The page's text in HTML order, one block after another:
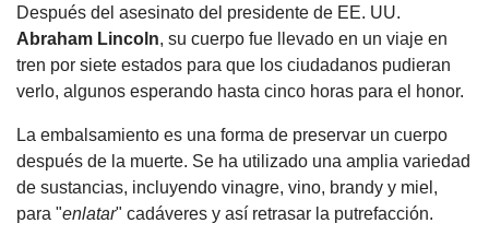
Después del asesinato del presidente de EE. UU.
Abraham Lincoln, su cuerpo fue llevado en un viaje en
tren por siete estados para que los ciudadanos pudieran
verlo, algunos esperando hasta cinco horas para el honor.
La embalsamiento es una forma de preservar un cuerpo
después de la muerte. Se ha utilizado una amplia variedad
de sustancias, incluyendo vinagre, vino, brandy y miel,
para "enlatar" cadáveres y así retrasar la putrefacción.